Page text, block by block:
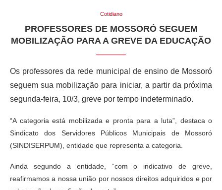
Cotidiano
PROFESSORES DE MOSSORÓ SEGUEM
MOBILIZAÇÃO PARA A GREVE DA EDUCAÇÃO
Os professores da rede municipal de ensino de Mossoró
seguem sua mobilização para iniciar, a partir da próxima
segunda-feira, 10/3, greve por tempo indeterminado.
“A categoria está mobilizada e pronta para a luta”, destaca o
Sindicato dos Servidores Públicos Municipais de Mossoró
(SINDISERPUM), entidade que representa a categoria.
Ainda segundo a entidade, “com o indicativo de greve,
reafirmamos a nossa união por nossos direitos adquiridos e por